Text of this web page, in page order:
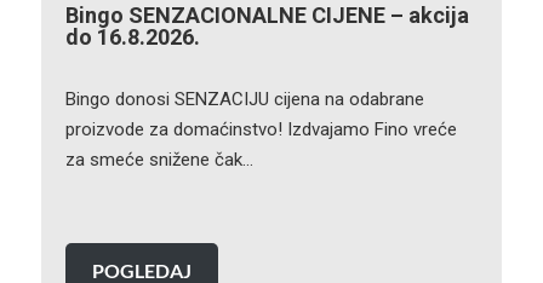
Bingo SENZACIONALNE CIJENE – akcija
do 16.8.2026.
Bingo donosi SENZACIJU cijena na odabrane
proizvode za domaćinstvo! Izdvajamo Fino vreće
za smeće snižene čak…
POGLEDAJ